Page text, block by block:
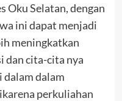
Oku Selatan, dengan
ini dapat menjadi
meningkatkan
dan cita-cita nya
dalam dalam
perkuliahan